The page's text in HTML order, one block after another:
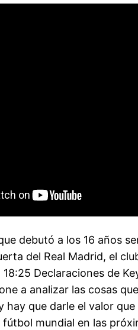
debutó a los 16 años
del Real Madrid, el
Declaraciones de
a analizar las cosas
que darle el valor
mundial en las